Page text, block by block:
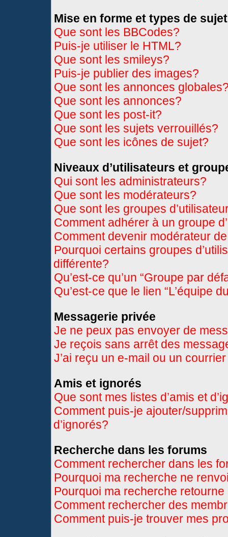
Mise en forme et types de sujet
Que sont les BBCodes?
Puis-je utiliser le HTML?
Que sont les smileys?
Puis-je publier des images?
Que sont les annonces
Que sont les annonces?
Que sont les post-it?
Que sont les sujets verrouillés?
Que sont les icônes de sujet?
Niveaux d’utilisateurs et
Qui sont les administrateurs?
Que sont les modérateurs?
Que sont les groupes
Comment adhérer à un groupe
Comment devenir modérateur
Pourquoi certains groupes
différente?
Qu’est-ce qu’un “Groupe par
Qu’est-ce que le lien “L’équipe
Messagerie privée
Je ne peux pas envoyer de
Je reçois sans arrêt des
J’ai reçu un e-mail ou un
Amis et ignorés
Que sont mes listes d’amis et
Comment puis-je ajouter/
d’ignorés?
Recherche dans les forums
Comment rechercher dans les
Pourquoi ma recherche ne
Pourquoi ma recherche
Comment rechercher des
Comment puis-je trouver mes